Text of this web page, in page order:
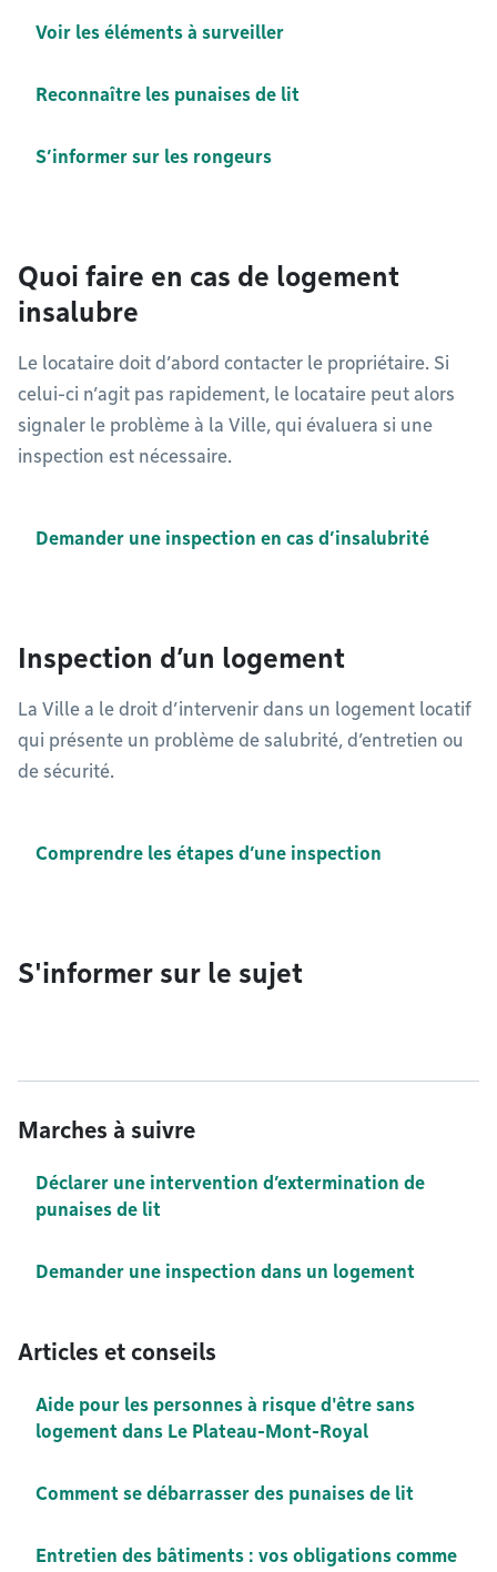
Voir les éléments à surveiller
Reconnaître les punaises de lit
S’informer sur les rongeurs
Quoi faire en cas de logement
insalubre
Le locataire doit d’abord contacter le propriétaire. Si
celui-ci n’agit pas rapidement, le locataire peut alors
signaler le problème à la Ville, qui évaluera si une
inspection est nécessaire.
Demander une inspection en cas d’insalubrité
Inspection d’un logement
La Ville a le droit d’intervenir dans un logement locatif
qui présente un problème de salubrité, d’entretien ou
de sécurité.
Comprendre les étapes d’une inspection
S'informer sur le sujet
Marches à suivre
Déclarer une intervention d’extermination de
punaises de lit
Demander une inspection dans un logement
Articles et conseils
Aide pour les personnes à risque d'être sans
logement dans Le Plateau-Mont-Royal
Comment se débarrasser des punaises de lit
Entretien des bâtiments : vos obligations comme